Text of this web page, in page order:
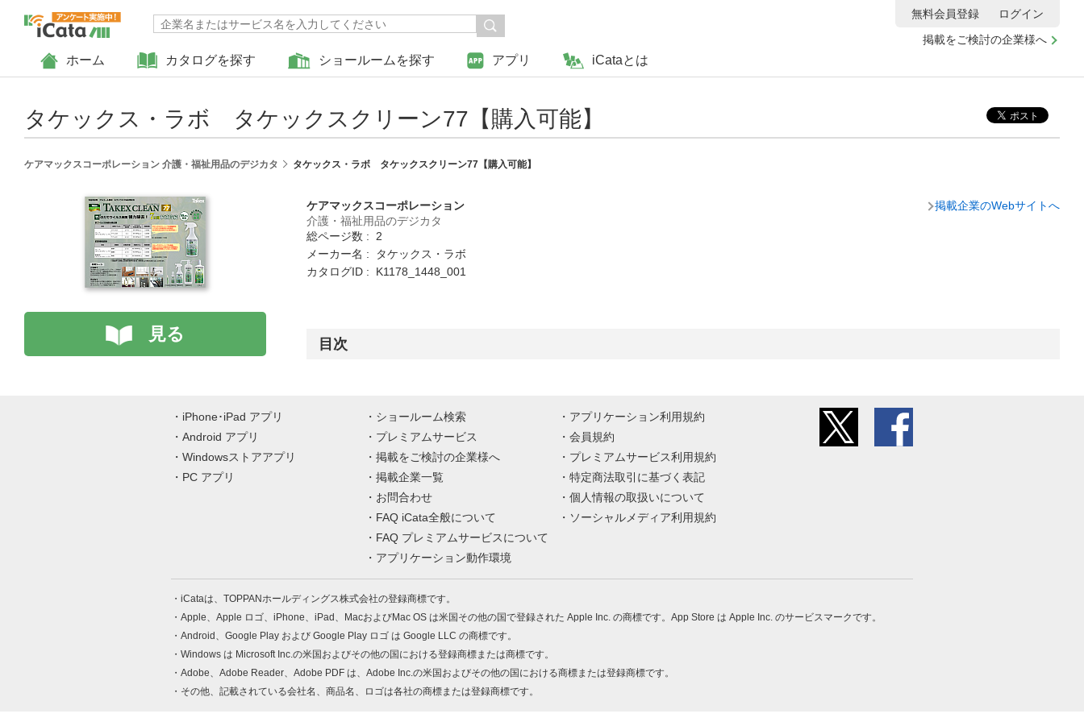
ホーム カタログを探す ショールームを探す アプリ iCataとは
掲載をご検討の企業様へ
無料会員登録 ログイン
タケックス・ラボ タケックスクリーン77【購入可能】
ケアマックスコーポレーション 介護・福祉用品のデジカタ タケックス・ラボ タケックスクリーン77【購入可能】
見る
ケアマックスコーポレーション
介護・福祉用品のデジカタ
総ページ数 : 2
メーカー名 : タケックス・ラボ
カタログID : K1178_1448_001
掲載企業のWebサイトへ
目次
iPhone･iPad アプリ
Android アプリ
Windowsストアアプリ
PC アプリ
ショールーム検索
プレミアムサービス
掲載をご検討の企業様へ
掲載企業一覧
お問合わせ
FAQ iCata全般について
FAQ プレミアムサービスについて
アプリケーション動作環境
アプリケーション利用規約
会員規約
プレミアムサービス利用規約
特定商法取引に基づく表記
個人情報の取扱いについて
ソーシャルメディア利用規約
iCataは、TOPPANホールディングス株式会社の登録商標です。
Apple、Apple ロゴ、iPhone、iPad、MacおよびMac OS は米国その他の国で登録された Apple Inc. の商標です。App Store は Apple Inc. のサービスマークです。
Android、Google Play および Google Play ロゴ は Google LLC の商標です。
Windows は Microsoft Inc.の米国およびその他の国における登録商標または商標です。
Adobe、Adobe Reader、Adobe PDF は、Adobe Inc.の米国およびその他の国における商標または登録商標です。
その他、記載されている会社名、商品名、ロゴは各社の商標または登録商標です。